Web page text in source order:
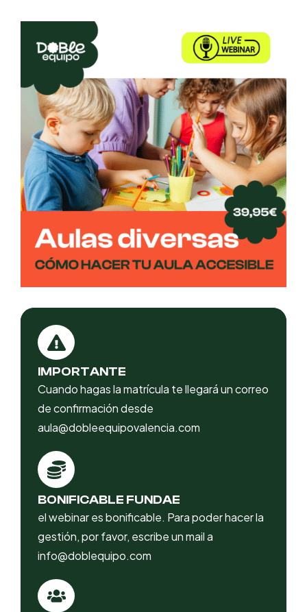
IMPORTANTE
Cuando hagas la matrícula te llegará un correo
de confirmación desde
aula@dobleequipovalencia.com
BONIFICABLE FUNDAE
el webinar es bonificable. Para poder hacer la
gestión, por favor, escribe un mail a
info@doblequipo.com